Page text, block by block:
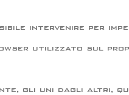
intervenire per
utilizzato sul
gli uni dagli altri,